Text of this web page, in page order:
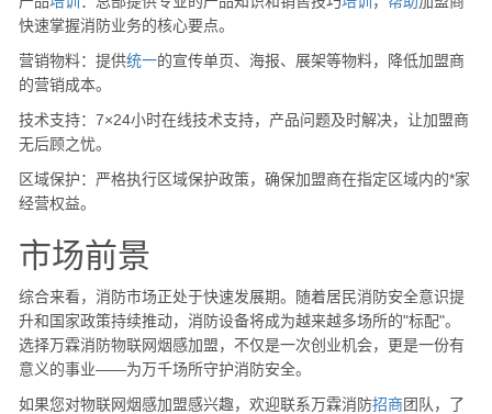
快速掌握消防业务的核心要点。
营销物料：提供统一的宣传单页、海报、展架等物料，降低加盟商
的营销成本。
技术支持：7×24小时在线技术支持，产品问题及时解决，让加盟商
无后顾之忧。
区域保护：严格执行区域保护政策，确保加盟商在指定区域内的*家
经营权益。
市场前景
综合来看，消防市场正处于快速发展期。随着居民消防安全意识提
升和国家政策持续推动，消防设备将成为越来越多场所的"标配"。
选择万霖消防物联网烟感加盟，不仅是一次创业机会，更是一份有
意义的事业——为万千场所守护消防安全。
如果您对物联网烟感加盟感兴趣，欢迎联系万霖消防招商团队，了